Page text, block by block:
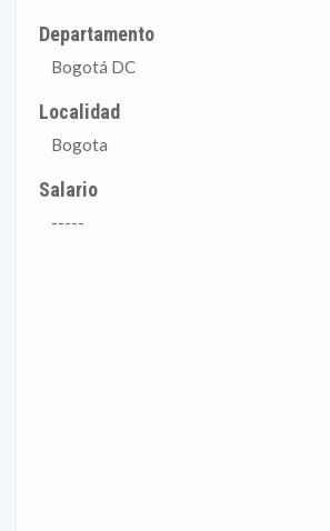
Departamento
Bogotá DC
Localidad
Bogota
Salario
-----